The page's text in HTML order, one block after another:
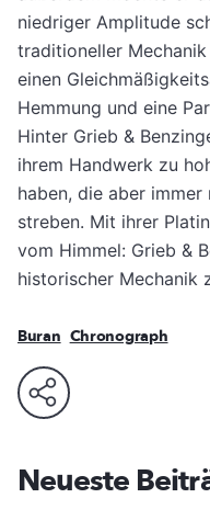
niedriger Amplitude
traditioneller
einen
Hemmung und eine
Hinter Grieb &
ihrem Handwerk zu
haben, die aber
streben. Mit ihrer
vom Himmel: Grieb &
historischer Mechanik
Buran Chronograph
Neueste